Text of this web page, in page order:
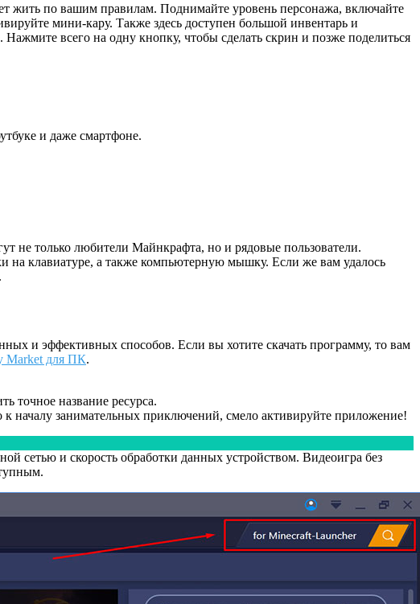
жить по вашим правилам. Поднимайте уровень персонажа, включайте
мини-кару. Также здесь доступен большой инвентарь и
всего на одну кнопку, чтобы сделать скрин и позже поделиться
и даже смартфоне.
не только любители Майнкрафта, но и рядовые пользователи.
на клавиатуре, а также компьютерную мышку. Если же вам удалось
и эффективных способов. Если вы хотите скачать программу, то вам
Market для ПК.
точное название ресурса.
началу занимательных приключений, смело активируйте приложение!
сетью и скорость обработки данных устройством. Видеоигра без